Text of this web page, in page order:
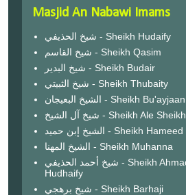
Masjid An Nabawi Imams
شيخ الحذيفي - Sheikh Hudaify
شيخ القاسم - Sheikh Qasim
شيخ البدير - Sheikh Budair
شيخ الثبيتي - Sheikh Thubaity
الشيخ البعيجان - Sheikh Bu'ayjaan
شيخ آل الشيخ - Sheikh Ale Sheikh
الشيخ إبن حميد - Sheikh Hameed
الشيخ المهنا - Sheikh Muhanna
شيخ أحمد الحذيفي - Sheikh Ahmad al
Hudhaify
شيخ برهجي - Sheikh Barhaji